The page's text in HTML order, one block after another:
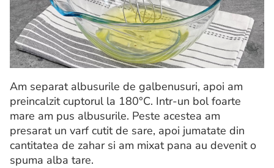
Am separat albusurile de galbenusuri, apoi am
preincalzit cuptorul la 180°C. Intr-un bol foarte
mare am pus albusurile. Peste acestea am
presarat un varf cutit de sare, apoi jumatate din
cantitatea de zahar si am mixat pana au devenit o
spuma alba tare.